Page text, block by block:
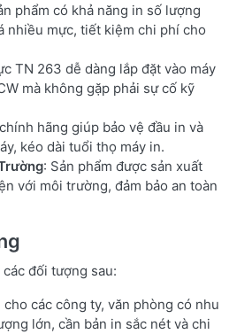
phẩm có khả năng in số lượng
nhiều mực, tiết kiệm chi phí cho
TN 263 dễ dàng lắp đặt vào máy
mà không gặp phải sự cố kỹ
hãng giúp bảo vệ đầu in và
kéo dài tuổi thọ máy in.
: Sản phẩm được sản xuất
với môi trường, đảm bảo an toàn
đối tượng sau:
cho các công ty, văn phòng có nhu
lớn, cần bản in sắc nét và chi